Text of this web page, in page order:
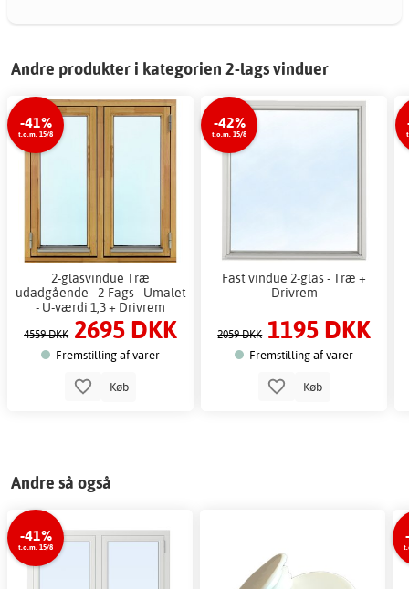
Andre produkter i kategorien 2-lags vinduer
-41%
t.o.m. 15/8
2-glasvindue Træ
udadgående - 2-Fags - Umalet
- U-værdi 1,3 + Drivrem
4559 DKK 2695 DKK
Fremstilling af varer
Køb
-42%
t.o.m. 15/8
Fast vindue 2-glas - Træ +
Drivrem
2059 DKK 1195 DKK
Fremstilling af varer
Køb
Andre så også
-41%
t.o.m. 15/8